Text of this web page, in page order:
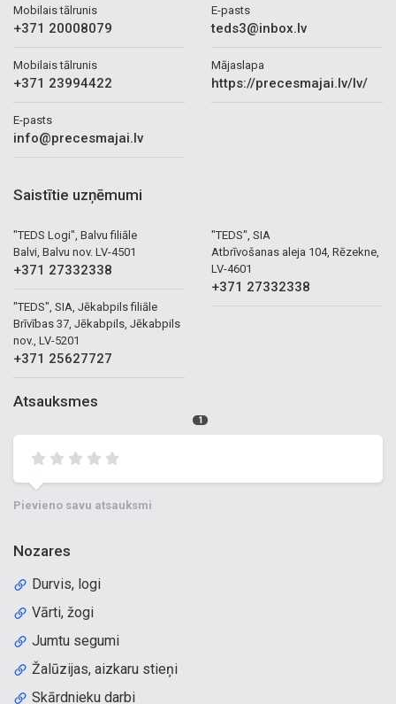
Mobilais tālrunis
+371 20008079
Mobilais tālrunis
+371 23994422
E-pasts
info@precesmajai.lv
E-pasts
teds3@inbox.lv
Mājaslapa
https://precesmajai.lv/lv/
Saistītie uzņēmumi
"TEDS Logi", Balvu filiāle
Balvi, Balvu nov. LV-4501
+371 27332338
"TEDS", SIA, Jēkabpils filiāle
Brīvības 37, Jēkabpils, Jēkabpils
nov., LV-5201
+371 25627727
"TEDS", SIA
Atbrīvošanas aleja 104, Rēzekne,
LV-4601
+371 27332338
Atsauksmes
1
Pievieno savu atsauksmi
Nozares
Durvis, logi
Vārti, žogi
Jumtu segumi
Žalūzijas, aizkaru stieņi
Skārdnieku darbi